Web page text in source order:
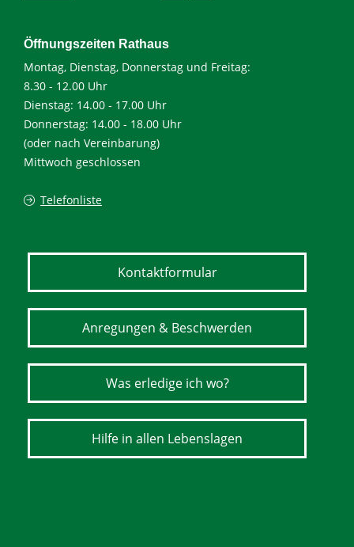
Öffnungszeiten Rathaus
Montag, Dienstag, Donnerstag und Freitag:
8.30 - 12.00 Uhr
Dienstag: 14.00 - 17.00 Uhr
Donnerstag: 14.00 - 18.00 Uhr
(oder nach Vereinbarung)
Mittwoch geschlossen
Telefonliste
Kontaktformular
Anregungen & Beschwerden
Was erledige ich wo?
Hilfe in allen Lebenslagen